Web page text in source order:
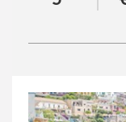
È considerata una